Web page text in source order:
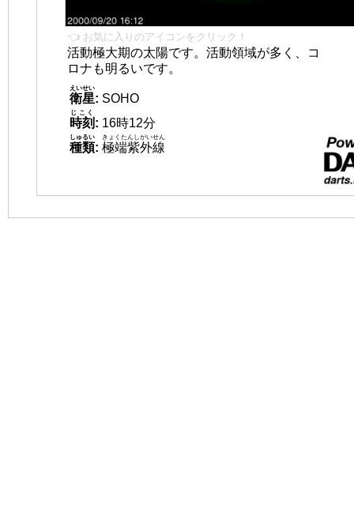
👈 お気に入りのアイコンをクリック！
活動極大期の太陽です。活動領域が多く、コ
ロナも明るいです。
衛星
えいせい
: SOHO
時刻
じこく
: 16時12分
種類
しゅるい
: 極端紫外線
きょくたんしがいせん